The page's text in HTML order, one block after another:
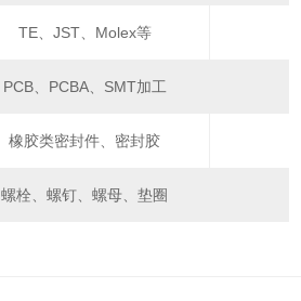
TE、JST、Molex等
PCB、PCBA、SMT加工
橡胶类密封件、密封胶
螺栓、螺钉、螺母、垫圈